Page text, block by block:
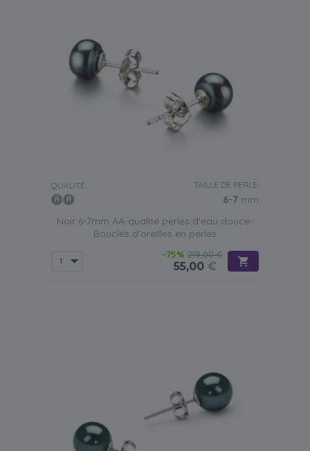
QUALITÉ: TAILLE DE PERLE:
6-7 mm
Noir 6-7mm AA-qualité perles d'eau douce-
Boucles d'oreilles en perles
-75% 219,00 €
55,00 €